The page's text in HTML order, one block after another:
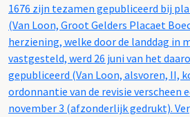
1676 zijn tezamen gepubliceerd bij
(Van Loon, Groot Gelders Placaet
herziening, welke door de landdag in
vastgesteld, werd 26 juni van het
gepubliceerd (Van Loon, alsvoren, II,
ordonnantie van de revisie verscheen
november 3 (afzonderlijk gedrukt).